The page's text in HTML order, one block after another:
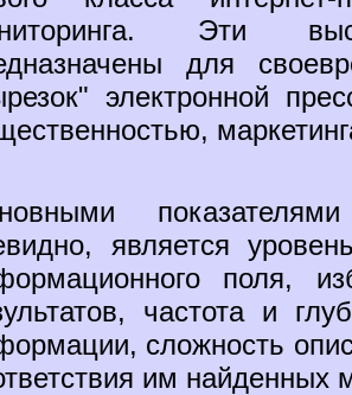
Эти
для
электронной
показателями
является
поля,
частота и
сложность
им найденных